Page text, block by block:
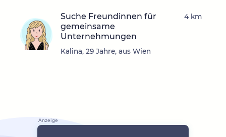
Suche Freundinnen für
gemeinsame
Unternehmungen
Kalina, 29 Jahre, aus Wien
4 km